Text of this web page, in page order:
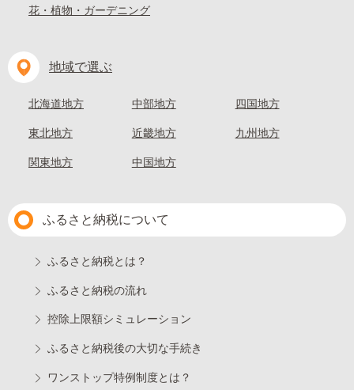
花・植物・ガーデニング
地域で選ぶ
北海道地方
東北地方
関東地方
中部地方
近畿地方
中国地方
四国地方
九州地方
ふるさと納税について
ふるさと納税とは？
ふるさと納税の流れ
控除上限額シミュレーション
ふるさと納税後の大切な手続き
ワンストップ特例制度とは？